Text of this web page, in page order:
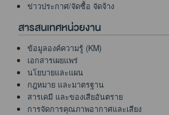
ข่าวประกาศ/จัดซื้อ จัดจ้าง
สารสนเทศหน่วยงาน
ข้อมูลองค์ความรู้ (KM)
เอกสารเผยแพร่
นโยบายและแผน
กฎหมาย และมาตรฐาน
สารเคมี และของเสียอันตราย
การจัดการคุณภาพอากาศและเสียง